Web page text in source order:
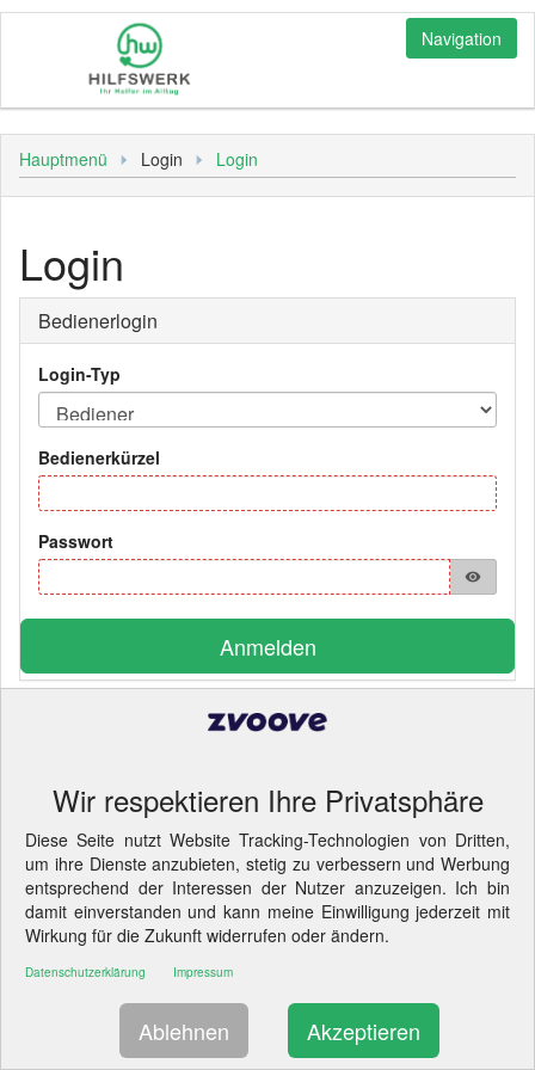
Navigation
Login
Bediener
Sonstiges
Hauptmenü
Hauptmenü Login Login
Login
Bedienerlogin
Login-Typ
Bedienerkürzel
Passwort
visibility
Anmelden
Einstellungen ändern.
Wir respektieren Ihre Privatsphäre
Diese Seite nutzt Website Tracking-Technologien von Dritten,
um ihre Dienste anzubieten, stetig zu verbessern und Werbung
entsprechend der Interessen der Nutzer anzuzeigen. Ich bin
damit einverstanden und kann meine Einwilligung jederzeit mit
Wirkung für die Zukunft widerrufen oder ändern.
Datenschutzerklärung Impressum
Ablehnen Akzeptieren